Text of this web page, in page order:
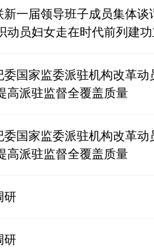
一届领导班子成员集体
动员妇女走在时代前列建
国家监委派驻机构改革
高派驻监督全覆盖质量
国家监委派驻机构改革
高派驻监督全覆盖质量
研
研